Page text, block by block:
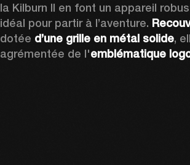
la Kilburn II en font un appareil
idéal pour partir à l’aventure.
dotée d’une grille en métal solide,
agrémentée de l'emblématique